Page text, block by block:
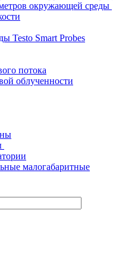
окружающей среды
Testo Smart Probes
потока
облученности
малогабаритные